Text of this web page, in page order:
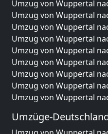
Umzug von Wuppertal
Umzug von Wuppertal
Umzug von Wuppertal
Umzug von Wuppertal
Umzug von Wuppertal
Umzug von Wuppertal
Umzug von Wuppertal
Umzug von Wuppertal
Umzug von Wuppertal
Umzüge-